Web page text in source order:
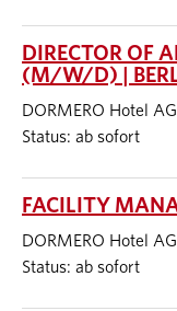
DIRECTOR OF
(M/W/D) |
DORMERO Hotel AG
Status: ab sofort
FACILITY
DORMERO Hotel AG
Status: ab sofort